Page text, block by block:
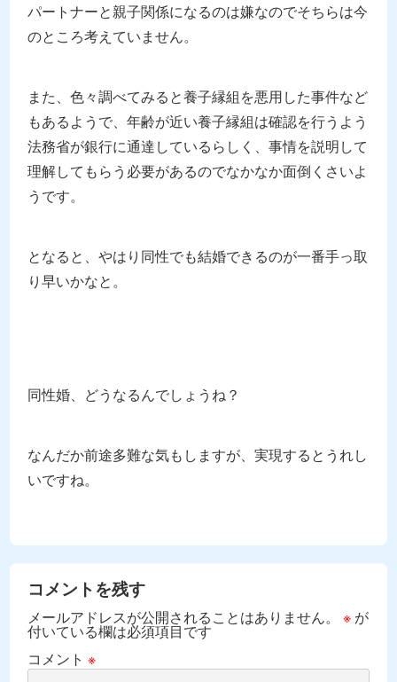
パートナーと親子関係になるのは嫌なのでそちらは今
のところ考えていません。
また、色々調べてみると養子縁組を悪用した事件など
もあるようで、年齢が近い養子縁組は確認を行うよう
法務省が銀行に通達しているらしく、事情を説明して
理解してもらう必要があるのでなかなか面倒くさいよ
うです。
となると、やはり同性でも結婚できるのが一番手っ取
り早いかなと。
同性婚、どうなるんでしょうね？
なんだか前途多難な気もしますが、実現するとうれし
いですね。
コメントを残す
メールアドレスが公開されることはありません。 ※ が
付いている欄は必須項目です
コメント※